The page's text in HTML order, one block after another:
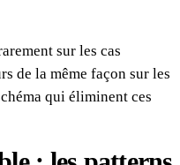
sur les cas
de la même façon sur les
qui éliminent ces